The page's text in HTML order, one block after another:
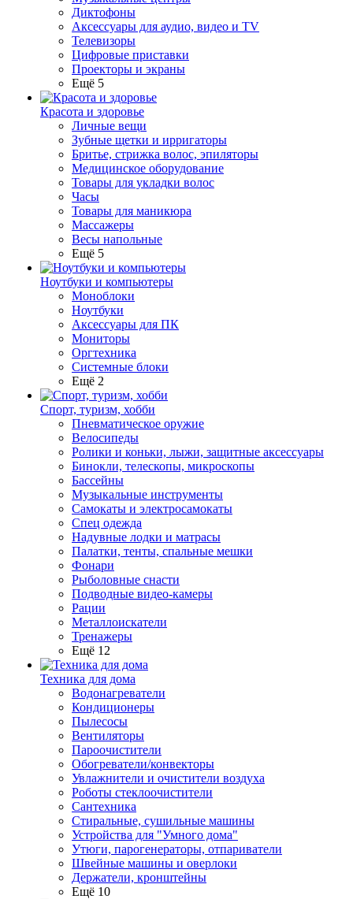
Диктофоны
Аксессуары для аудио, видео и TV
Телевизоры
Цифровые приставки
Проекторы и экраны
Ещё 5
Красота и здоровье
Личные вещи
Зубные щетки и ирригаторы
Бритье, стрижка волос, эпиляторы
Медицинское оборудование
Товары для укладки волос
Часы
Товары для маникюра
Массажеры
Весы напольные
Ещё 5
Ноутбуки и компьютеры
Моноблоки
Ноутбуки
Аксессуары для ПК
Мониторы
Оргтехника
Системные блоки
Ещё 2
Спорт, туризм, хобби
Пневматическое оружие
Велосипеды
Ролики и коньки, лыжи, защитные аксессуары
Бинокли, телескопы, микроскопы
Бассейны
Музыкальные инструменты
Самокаты и электросамокаты
Спец одежда
Надувные лодки и матрасы
Палатки, тенты, спальные мешки
Фонари
Рыболовные снасти
Подводные видео-камеры
Рации
Металлоискатели
Тренажеры
Ещё 12
Техника для дома
Водонагреватели
Кондиционеры
Пылесосы
Вентиляторы
Пароочистители
Обогреватели/конвекторы
Увлажнители и очистители воздуха
Роботы стеклоочистители
Сантехника
Стиральные, сушильные машины
Устройства для "Умного дома"
Утюги, парогенераторы, отпариватели
Швейные машины и оверлоки
Держатели, кронштейны
Ещё 10